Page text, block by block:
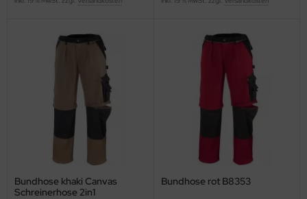
Bundhose khaki Canvas
Schreinerhose 2in1
Bundhose rot B8353